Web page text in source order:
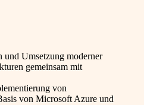
und Umsetzung moderner
gemeinsam mit
von
von Microsoft Azure und